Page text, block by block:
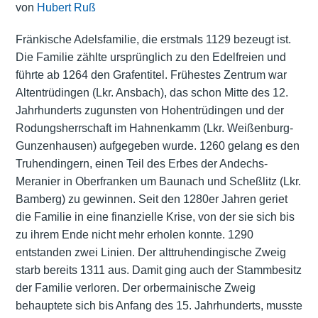
von Hubert Ruß
Fränkische Adelsfamilie, die erstmals 1129 bezeugt ist.
Die Familie zählte ursprünglich zu den Edelfreien und
führte ab 1264 den Grafentitel. Frühestes Zentrum war
Altentrüdingen (Lkr. Ansbach), das schon Mitte des 12.
Jahrhunderts zugunsten von Hohentrüdingen und der
Rodungsherrschaft im Hahnenkamm (Lkr. Weißenburg-
Gunzenhausen) aufgegeben wurde. 1260 gelang es den
Truhendingern, einen Teil des Erbes der Andechs-
Meranier in Oberfranken um Baunach und Scheßlitz (Lkr.
Bamberg) zu gewinnen. Seit den 1280er Jahren geriet
die Familie in eine finanzielle Krise, von der sie sich bis
zu ihrem Ende nicht mehr erholen konnte. 1290
entstanden zwei Linien. Der alttruhendingische Zweig
starb bereits 1311 aus. Damit ging auch der Stammbesitz
der Familie verloren. Der orbermainische Zweig
behauptete sich bis Anfang des 15. Jahrhunderts, musste